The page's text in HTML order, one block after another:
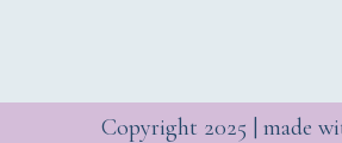
Copyright 2025 | made